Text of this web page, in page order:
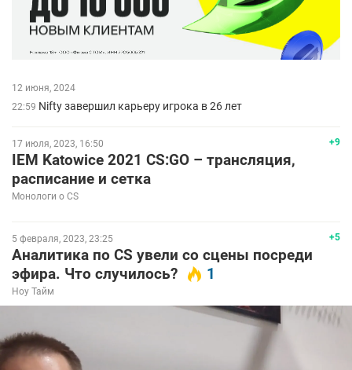
12 июня, 2024
22:59 Nifty завершил карьеру игрока в 26 лет
+9
17 июля, 2023, 16:50
IEM Katowice 2021 CS:GO – трансляция,
расписание и сетка
Монологи о CS
+5
5 февраля, 2023, 23:25
Аналитика по CS увели со сцены посреди
эфира. Что случилось?
1
Ноу Тайм